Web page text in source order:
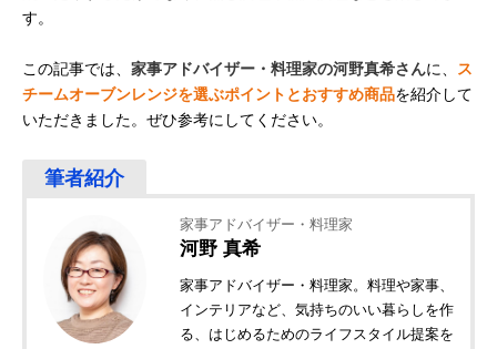
す。
この記事では、 家事アドバイザー・料理家の河野真希さんに、
ス
チームオーブンレンジを選ぶポイントとおすすめ商品を紹介して
いただきました。ぜひ参考にしてください。
家事アドバイザー・料理家
河野 真希
家事アドバイザー・料理家。料理や家事、
インテリアなど、気持ちのいい暮らしを作
る、はじめるためのライフスタイル提案を